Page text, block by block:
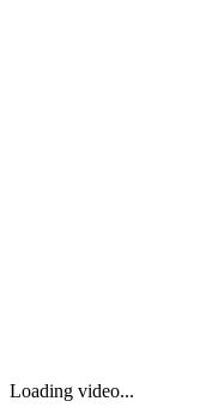
Loading video...